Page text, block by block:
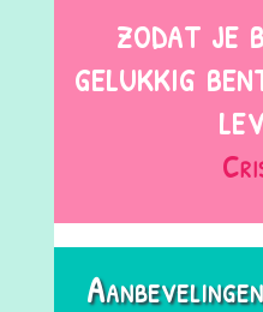
zodat je
gelukkig
C